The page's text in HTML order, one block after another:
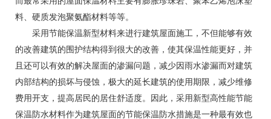
料、硬质发泡聚氨酯材料等等。
采用节能保温新型材料来进行建筑屋面施工，不但能够有效
的改善建筑的围护结构得到很大的改善，使其保温性能更好，并
且还可以有效的解决屋面的渗漏问题，减少因雨水渗漏而对建筑
内部结构的损坏与侵蚀，极大的延长建筑的使用期限，减少维修
费用开支，提高居民的居住舒适度。因此，采用新型高性能节能
保温防水材料作为建筑屋面的节能保温防水措施是一种最有效也